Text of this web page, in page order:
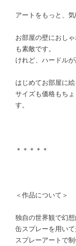
アートをもっと、気
お部屋の壁におし
も素敵です。
けれど、ハードル
はじめてお部屋に
サイズも価格もち
す。
＊＊＊＊＊
＜作品について＞
独自の世界観で幻想
缶スプレーを用い
スプレーアートで制